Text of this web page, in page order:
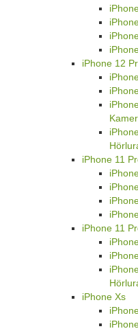
iPhone 12
iPhone 11
iPhone 11
iPhone Xs